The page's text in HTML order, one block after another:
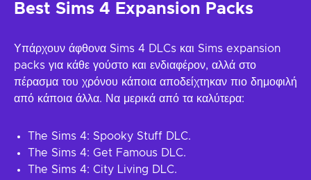
Best Sims 4 Expansion Packs
Υπάρχουν άφθονα Sims 4 DLCs και Sims expansion
packs για κάθε γούστο και ενδιαφέρον, αλλά στο
πέρασμα του χρόνου κάποια αποδείχτηκαν πιο δημοφιλή
από κάποια άλλα. Να μερικά από τα καλύτερα:
The Sims 4: Spooky Stuff DLC.
The Sims 4: Get Famous DLC.
The Sims 4: City Living DLC.